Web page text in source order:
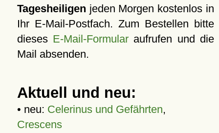
Tagesheiligen jeden Morgen kostenlos in
Ihr E-Mail-Postfach. Zum Bestellen bitte
dieses E-Mail-Formular aufrufen und die
Mail absenden.
Aktuell und neu:
• neu: Celerinus und Gefährten,
Crescens